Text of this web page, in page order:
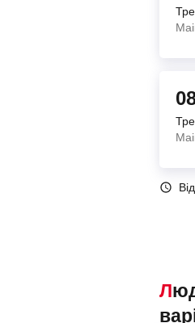
Люди, які шукали автобуси Тревизо – Венеция, також переглядали наступні